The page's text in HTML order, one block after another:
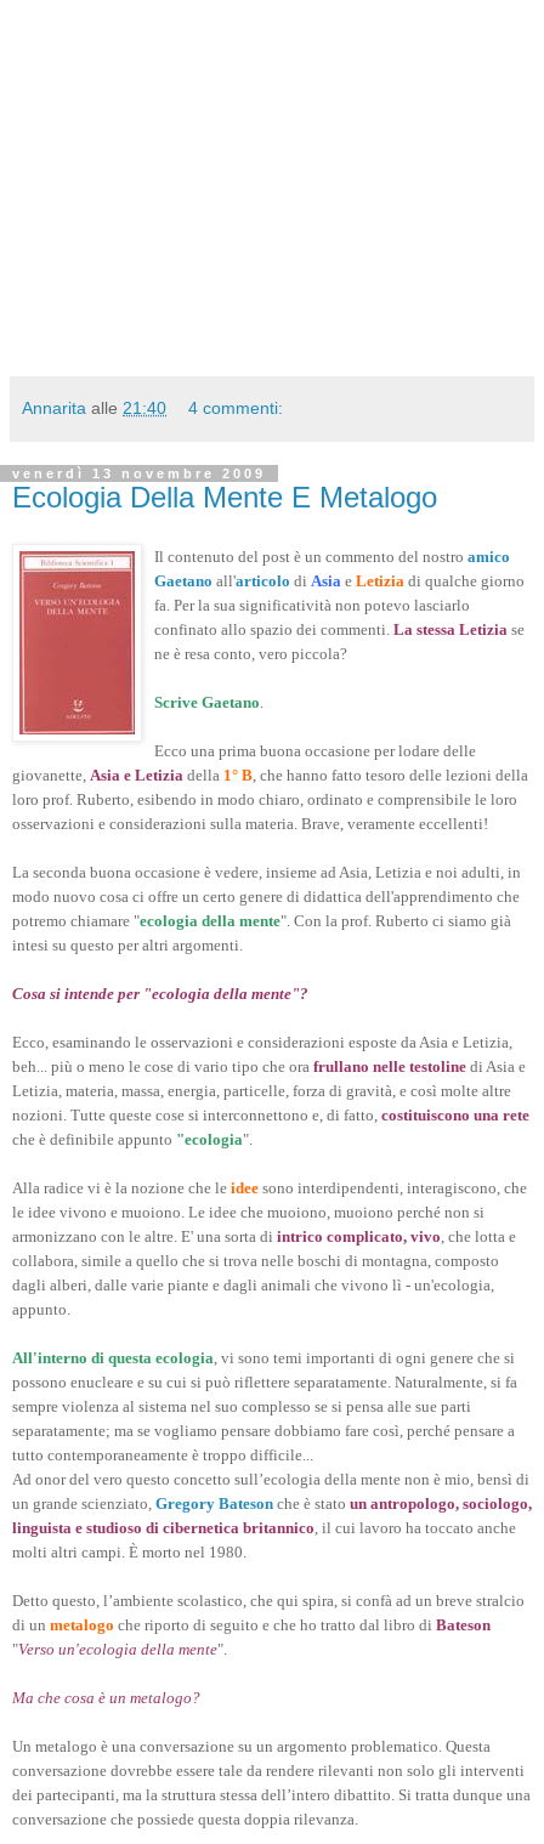
Annarita alle 21:40 4 commenti:
venerdì 13 novembre 2009
Ecologia Della Mente E Metalogo
Il contenuto del post è un commento del nostro amico
Gaetano all'articolo di Asia e Letizia di qualche giorno
fa. Per la sua significatività non potevo lasciarlo
confinato allo spazio dei commenti. La stessa Letizia se
ne è resa conto, vero piccola?
Scrive Gaetano
Ecco una prima buona occasione per lodare delle
giovanette, Asia e Letizia della 1° B , che hanno fatto tesoro delle lezioni della
loro prof. Ruberto, esibendo in modo chiaro, ordinato e comprensibile le loro
osservazioni e considerazioni sulla materia. Brave, veramente eccellenti!
La seconda buona occasione è vedere, insieme ad Asia, Letizia e noi adulti, in
modo nuovo cosa ci offre un certo genere di didattica dell'apprendimento che
potremo chiamare "ecologia della mente". Con la prof. Ruberto ci siamo già
intesi su questo per altri argomenti.
Cosa si intende per "ecologia della mente"?
Ecco, esaminando le osservazioni e considerazioni esposte da Asia e Letizia,
beh... più o meno le cose di vario tipo che ora frullano nelle testoline di Asia e
Letizia, materia, massa, energia, particelle, forza di gravità, e così molte altre
nozioni. Tutte queste cose si interconnettono e, di fatto, costituiscono una rete
che è definibile appunto "ecologia".
Alla radice vi è la nozione che le idee sono interdipendenti, interagiscono, che
le idee vivono e muoiono. Le idee che muoiono, muoiono perché non si
armonizzano con le altre. E' una sorta di intrico complicato, vivo , che lotta e
collabora, simile a quello che si trova nelle boschi di montagna, composto
dagli alberi, dalle varie piante e dagli animali che vivono lì - un'ecologia,
appunto.
All'interno di questa ecologia , vi sono temi importanti di ogni genere che si
possono enucleare e su cui si può riflettere separatamente. Naturalmente, si fa
sempre violenza al sistema nel suo complesso se si pensa alle sue parti
separatamente; ma se vogliamo pensare dobbiamo fare così, perché pensare a
tutto contemporaneamente è troppo difficile...
Ad onor del vero questo concetto sull’ecologia della mente non è mio, bensì di
un grande scienziato, Gregory Bateson che è stato un antropologo, sociologo,
linguista e studioso di cibernetica britannico , il cui lavoro ha toccato anche
molti altri campi. È morto nel 1980.
Detto questo, l’ambiente scolastico, che qui spira, si confà ad un breve stralcio
di un metalogo che riporto di seguito e che ho tratto dal libro di Bateson
"Verso un'ecologia della mente".
Ma che cosa è un metalogo?
Un metalogo è una conversazione su un argomento problematico. Questa
conversazione dovrebbe essere tale da rendere rilevanti non solo gli interventi
dei partecipanti, ma la struttura stessa dell’intero dibattito. Si tratta dunque una
conversazione che possiede questa doppia rilevanza.